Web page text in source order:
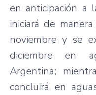
en anticipación a
iniciará de
noviembre y se
diciembre en
Argentina;
concluirá en